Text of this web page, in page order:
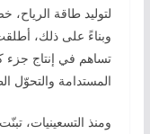
لتوليد طاقة الرياح،
وبناءً على ذلك،
تساهم في إنتاج جزء
المستدامة والتحوّل
ومنذ التسعينيات،